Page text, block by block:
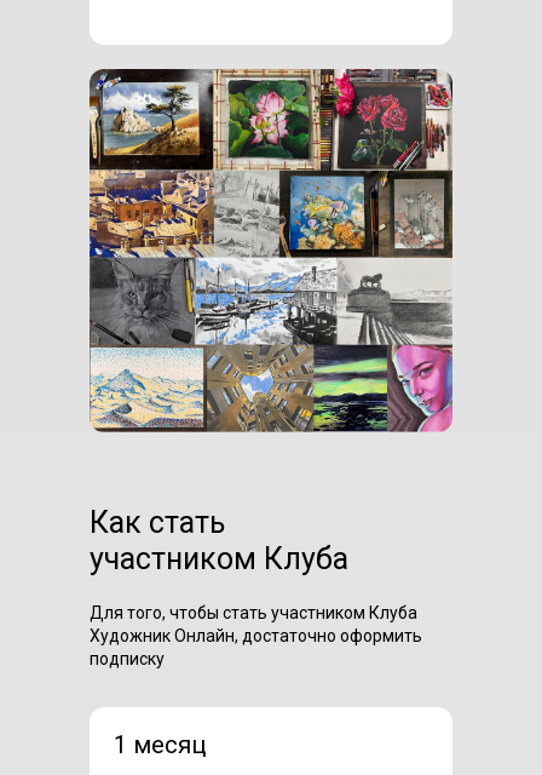
Как стать
участником Клуба
Для того, чтобы стать участником Клуба
Художник Онлайн, достаточно оформить
подписку
1 месяц